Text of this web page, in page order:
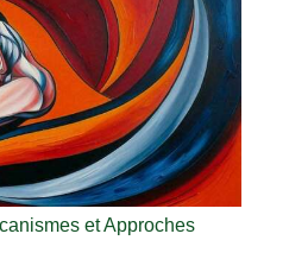
et Approches